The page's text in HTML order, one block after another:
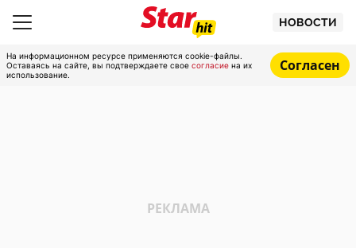
НОВОСТИ
На информационном ресурсе применяются cookie-файлы.
Оставаясь на сайте, вы подтверждаете свое согласие на их
использование.
Согласен